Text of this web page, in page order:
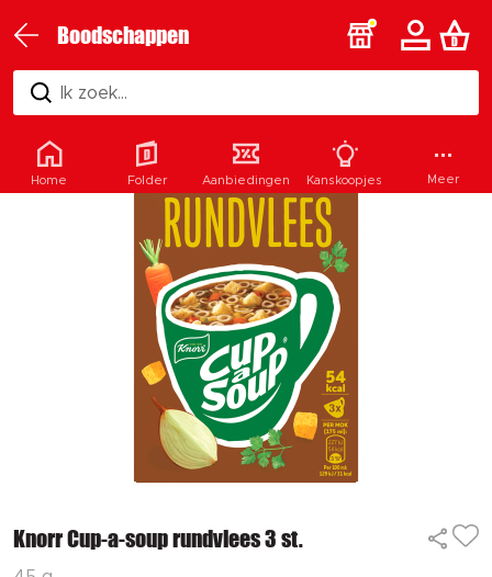
Boodschappen
Ik zoek...
Knorr Cup-a-soup rundvlees 3 st.
Home Folder Aanbiedingen Kanskoopjes Meer